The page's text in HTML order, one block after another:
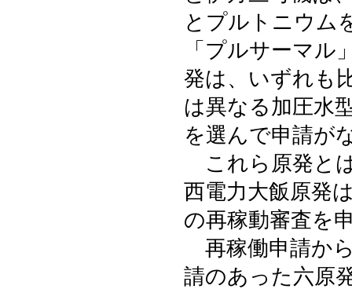
とプルトニウム
「プルサーマ
発は、いずれも
は異なる加圧水
を選んで申請が
これら原発と
西電力大飯原発
の再稼動審査を
再稼働申請か
請のあった六原